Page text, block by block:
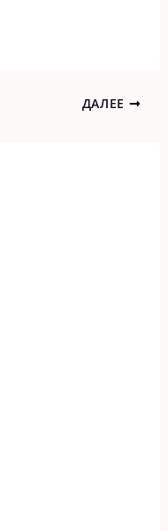
ДАЛЕЕ